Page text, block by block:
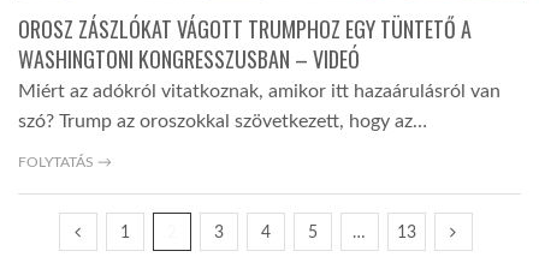
OROSZ ZÁSZLÓKAT VÁGOTT TRUMPHOZ EGY TÜNTETŐ A
WASHINGTONI KONGRESSZUSBAN – VIDEÓ
Miért az adókról vitatkoznak, amikor itt hazaárulásról van
szó? Trump az oroszokkal szövetkezett, hogy az…
FOLYTATÁS →
1 3 4 5 … 13